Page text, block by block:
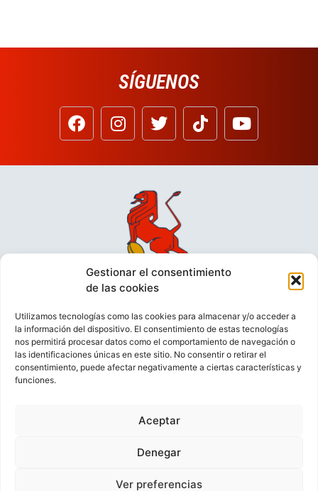
Gestionar el consentimiento
de las cookies
Utilizamos tecnologías como las cookies para almacenar y/o acceder a
la información del dispositivo. El consentimiento de estas tecnologías
nos permitirá procesar datos como el comportamiento de navegación o
las identificaciones únicas en este sitio. No consentir o retirar el
consentimiento, puede afectar negativamente a ciertas características y
funciones.
Aceptar
Denegar
Ver preferencias
SÍGUENOS
VIDEOCONFERENCIAS
POLÍTICA DE PRIVACIDAD
CONTACTO
© FEDERACIÓN ESPAÑOLA DE RUGBY 2023.